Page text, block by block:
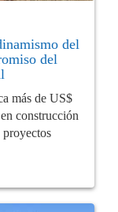
del
del
más de US$
construcción
proyectos